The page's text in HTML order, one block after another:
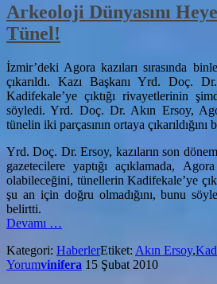
Arkeoloji Dünyasını
Tünel!
İzmir’deki Agora kazıları sırasında
çıkarıldı. Kazı Başkanı Yrd. Doç.
Kadifekale’ye çıktığı rivayetlerinin
söyledi. Yrd. Doç. Dr. Akın Ersoy,
tünelin iki parçasının ortaya çıkarıldığını
Yrd. Doç. Dr. Ersoy, kazıların son
gazetecilere yaptığı açıklamada,
olabileceğini, tünellerin Kadifekale’ye
şu an için doğru olmadığını, bunu
belirtti.
Devamı
Heyecanlandıran
Tünel!
…
Kategori: HaberlerEtiket: Akın Ersoy,
Yorumvinifera 15 Şubat 2010